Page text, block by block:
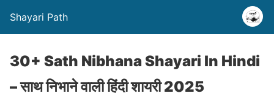
Shayari Path
30+ Sath Nibhana Shayari In Hindi
– साथ निभाने वाली हिंदी शायरी 2025